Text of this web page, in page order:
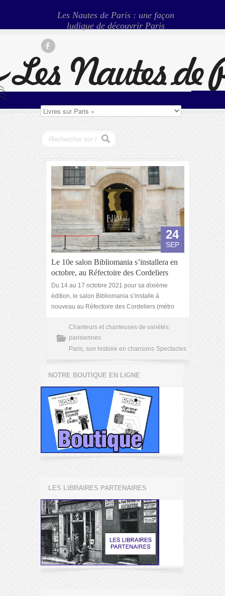
Les Nautes de Paris : une façon
ludique de découvrir Paris
24
SEP
Le 10e salon Bibliomania s’installera en
octobre, au Réfectoire des Cordeliers
Du 14 au 17 octobre 2021 pour sa dixième
édition, le salon Bibliomania s’installe à
nouveau au Réfectoire des Cordeliers (métro
Chanteurs et chanteuses de variétés
parisiennes
Paris, son histoire en chansons Spectacles
NOTRE BOUTIQUE EN LIGNE
LES LIBRAIRES PARTENAIRES